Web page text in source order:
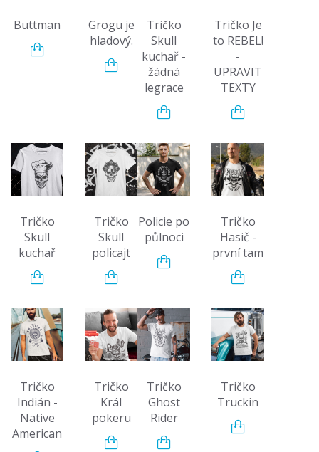
Buttman
Grogu je
hladový.
Tričko
Skull
kuchař -
žádná
legrace
Tričko Je
to REBEL!
-
UPRAVIT
TEXTY
Tričko
Skull
kuchař
Tričko
Skull
policajt
Policie po
půlnoci
Tričko
Hasič -
první tam
Tričko
Indián -
Native
American
Tričko
Král
pokeru
Tričko
Ghost
Rider
Tričko
Truckin